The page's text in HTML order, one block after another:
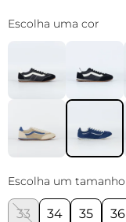
Escolha uma cor
Escolha um tamanho
33 34 35 36